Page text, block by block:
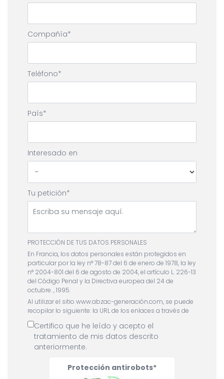
Compañía
Teléfono
País
Interesado en
Tu petición
PROTECCIÓN DE TUS DATOS PERSONALES
En Francia, los datos personales están protegidos en
particular por la ley n° 78-87 del 6 de enero de 1978, la ley
n° 2004-801 del 6 de agosto de 2004, el artículo L. 226-13
del Código Penal y la Directiva europea del 24 de
octubre. , 1995.
Al utilizar el sitio www.abzac-generación.com, se puede
recopilar lo siguiente: la URL de los enlaces a través de
los cuales el usuario accedió al sitio www.abzac-
generación.com, el proveedor de acceso del usuario, el
Protocolo de Internet (IP) del usuario ) DIRECCIÓN.
En cualquier caso, Abzac únicamente recopila
de determinados servicios ofrecidos por el sitio abzac-
generación.com. El usuario proporciona esta
Certifico que he leído y acepto el
tratamiento de mis datos descrito
anteriormente.
Protección antirobots